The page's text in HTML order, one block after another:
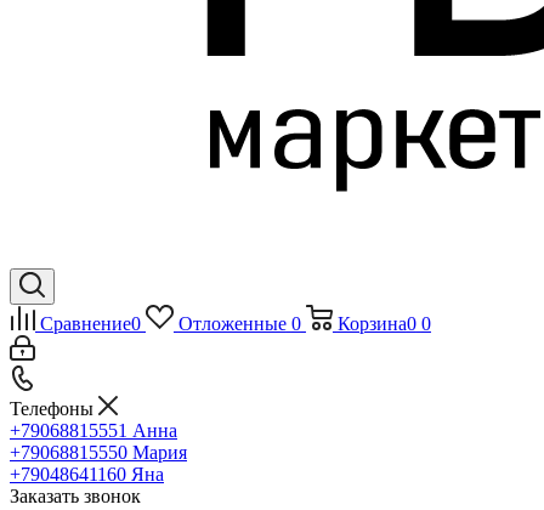
Сравнение0 Отложенные 0 Корзина0 0
Телефоны
+79068815551 Анна
+79068815550 Мария
+79048641160 Яна
Заказать звонок